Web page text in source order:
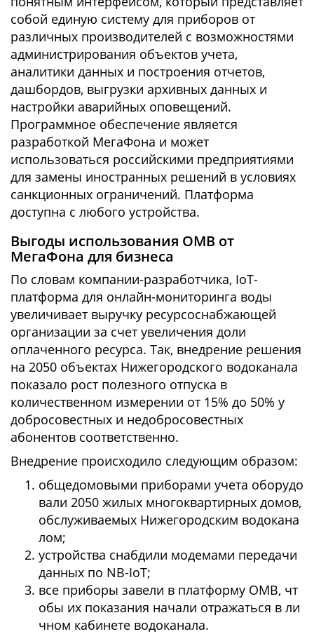
собой единую систему для приборов от
различных производителей с возможностями
администрирования объектов учета,
аналитики данных и построения отчетов,
дашбордов, выгрузки архивных данных и
настройки аварийных оповещений.
Программное обеспечение является
разработкой МегаФона и может
использоваться российскими предприятиями
для замены иностранных решений в условиях
санкционных ограничений. Платформа
доступна с любого устройства.
Выгоды использования ОМВ от
МегаФона для бизнеса
По словам компании-разработчика, IoT-
платформа для онлайн-мониторинга воды
увеличивает выручку ресурсоснабжающей
организации за счет увеличения доли
оплаченного ресурса. Так, внедрение решения
на 2050 объектах Нижегородского водоканала
показало рост полезного отпуска в
количественном измерении от 15% до 50% у
добросовестных и недобросовестных
абонентов соответственно.
Внедрение происходило следующим образом:
общедомовыми приборами учета оборудо
вали 2050 жилых многоквартирных домов,
обслуживаемых Нижегородским водокана
лом;
устройства снабдили модемами передачи
данных по NB-IoT;
все приборы завели в платформу ОМВ, чт
обы их показания начали отражаться в ли
чном кабинете водоканала.